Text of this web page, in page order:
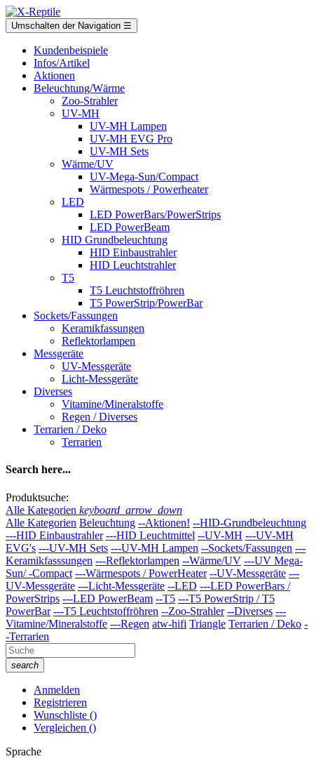
Umschalten der Navigation ☰
Kundenbeispiele
Infos/Artikel
Aktionen
Beleuchtung/Wärme
Zoo-Strahler
UV-MH
UV-MH Lampen
UV-MH EVG Pro
UV-MH Sets
Wärme/UV
UV-Mega-Sun/Compact
Wärmespots / Powerheater
LED
LED PowerBars/PowerStrips
LED PowerBeam
HID Grundbeleuchtung
HID Einbaustrahler
HID Leuchtstrahler
T5
T5 Leuchtstoffröhren
T5 PowerStrip/PowerBar
Sockets/Fassungen
Keramikfassungen
Reflektorlampen
Messgeräte
UV-Messgeräte
Licht-Messgeräte
Diverses
Vitamine/Mineralstoffe
Regen / Diverses
Terrarien / Deko
Terrarien
Search here...
Produktsuche:
Alle Kategorien keyboard_arrow_down
Alle Kategorien Beleuchtung --Aktionen! --HID-Grundbeleuchtung
---HID Einbaustrahler ---HID Leuchtmittel --UV-MH ---UV-MH
EVG's ---UV-MH Sets ---UV-MH Lampen --Sockets/Fassungen ---
Keramikfasssungen ---Reflektorlampen --Wärme/UV ---UV Mega-
Sun/ -Compact ---Wärmespots / PowerHeater --UV-Messgeräte ---
UV-Messgeräte ---Licht-Messgeräte --LED ---LED PowerBars /
PowerStrips ---LED PowerBeam --T5 ---T5 PowerStrip / T5
PowerBar ---T5 Leuchtstoffröhren --Zoo-Strahler --Diverses ---
Vitamine/Mineralstoffe ---Regen atw-hifi Triangle Terrarien / Deko -
-Terrarien
search
Anmelden
Registrieren
Wunschliste ()
Vergleichen ()
Sprache